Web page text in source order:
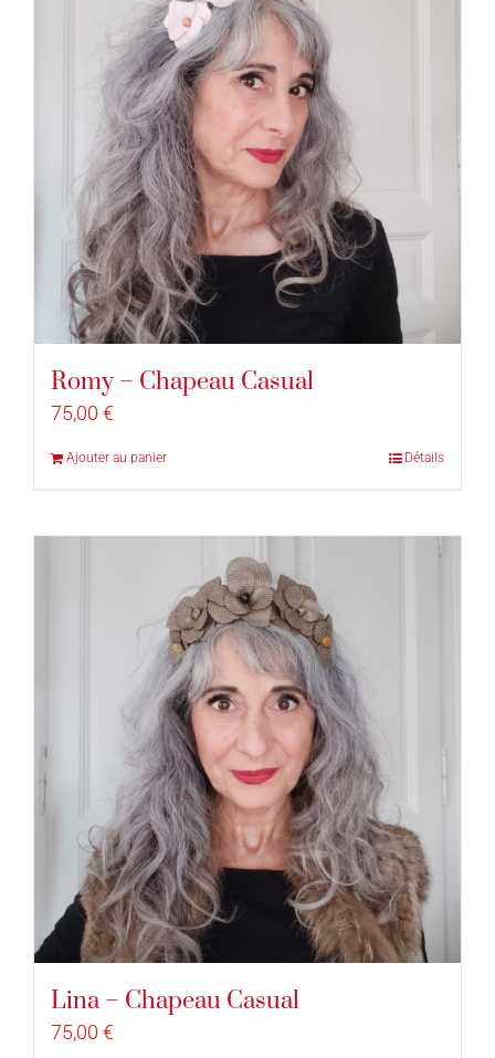
Romy – Chapeau Casual
75,00 €
Ajouter au panier Détails
Lina – Chapeau Casual
75,00 €